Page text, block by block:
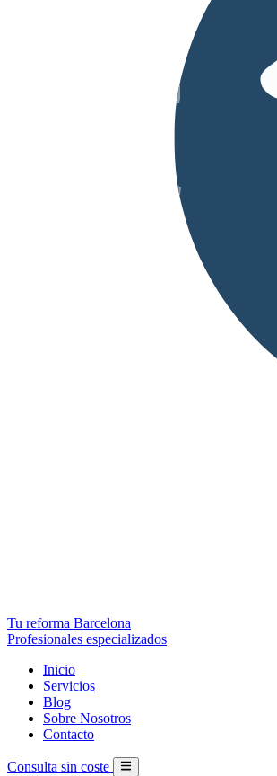
Tu reforma Barcelona
Profesionales especializados
Inicio
Servicios
Blog
Sobre Nosotros
Contacto
Consulta sin coste